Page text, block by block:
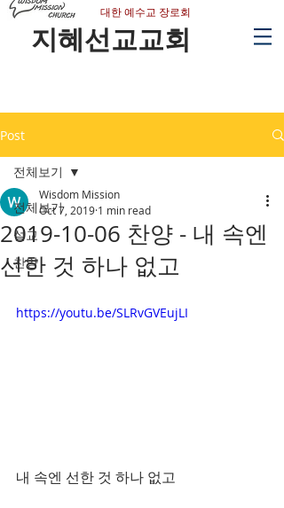
​대한 예수교 장로회
지혜선교교회
Post
전체보기
설교
찬양
전체보기
2019-10-06 찬양 - 내 속엔
선한 것 하나 없고
Wisdom Mission
Oct 7, 2019 1 min read
https://youtu.be/SLRvGVEujLI
내 속엔 선한 것 하나 없고